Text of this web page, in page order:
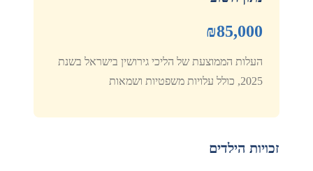
₪85,000
העלות הממוצעת של הליכי גירושין בישראל בשנת
2025, כולל עלויות משפטיות ושמאות
זכויות הילדים